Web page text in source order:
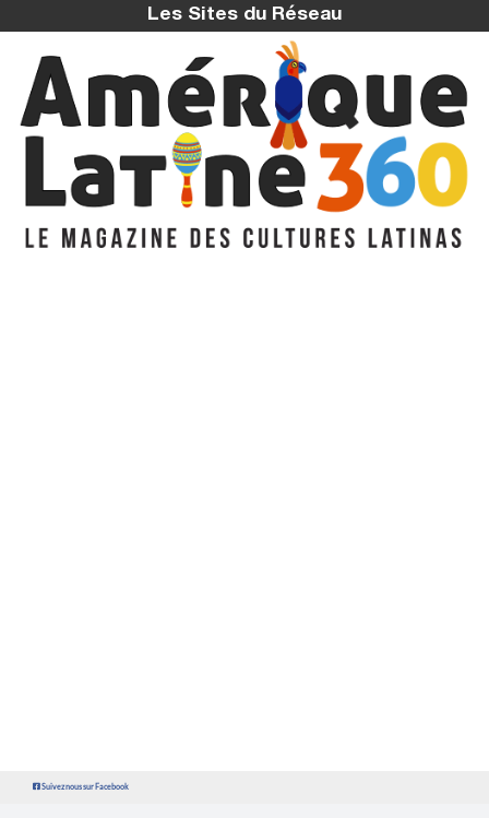
Les Sites du Réseau
Suivez nous sur Facebook